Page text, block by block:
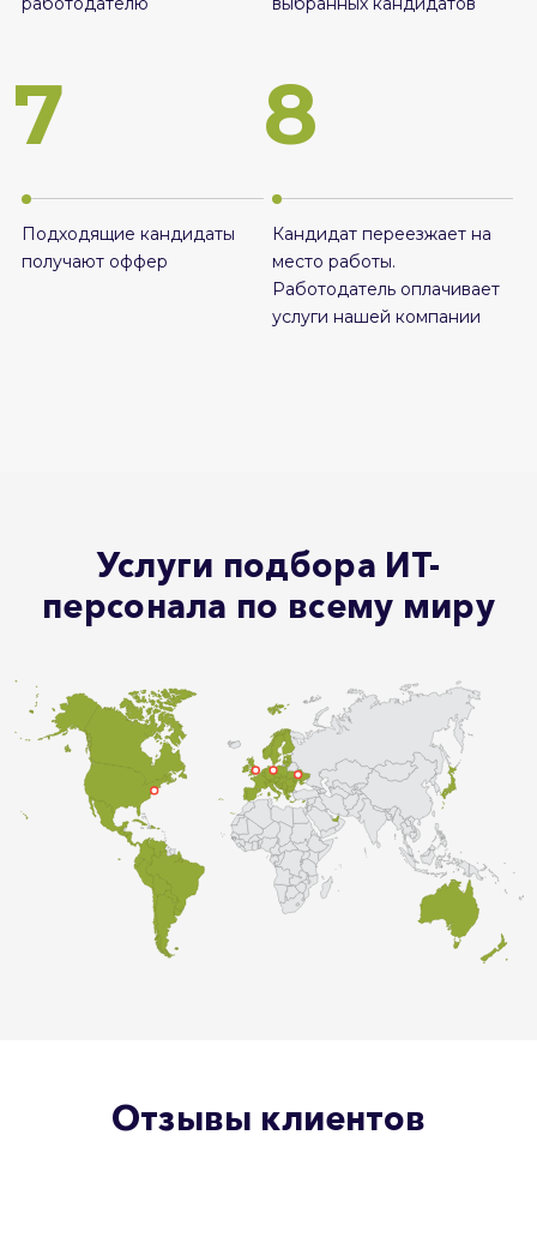
7
Подходящие кандидаты
получают оффер
8
Кандидат переезжает на
место работы.
Работодатель оплачивает
услуги нашей компании
Услуги подбора ИТ-
персонала по всему миру
Отзывы клиентов